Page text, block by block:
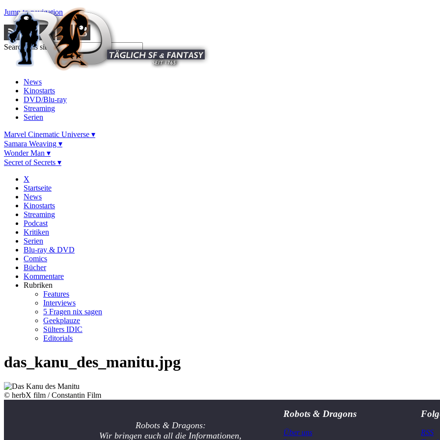
Jump to navigation
Search this site
News
Kinostarts
DVD/Blu-ray
Streaming
Serien
Marvel Cinematic Universe ▾
Samara Weaving ▾
Wonder Man ▾
Secret of Secrets ▾
X
Startseite
News
Kinostarts
Streaming
Podcast
Kritiken
Serien
Blu-ray & DVD
Comics
Bücher
Kommentare
Rubriken
Features
Interviews
5 Fragen nix sagen
Geekplauze
Sülters IDIC
Editorials
das_kanu_des_manitu.jpg
© herbX film / Constantin Film
Robots & Dragons:
Wir bringen euch all die Informationen,
Robots & Dragons
Über uns
RSS